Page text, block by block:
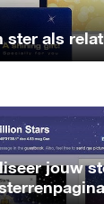
ster als
jouw